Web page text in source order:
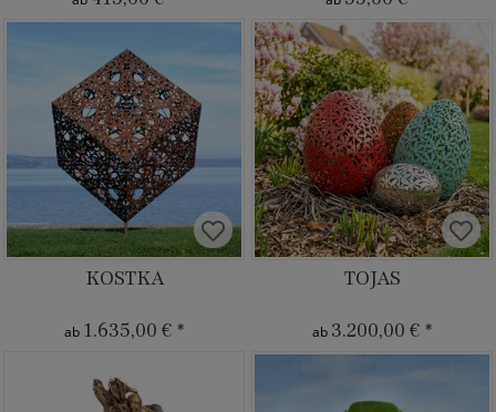
KOSTKA
ab 1.635,00 € *
TOJAS
ab 3.200,00 € *